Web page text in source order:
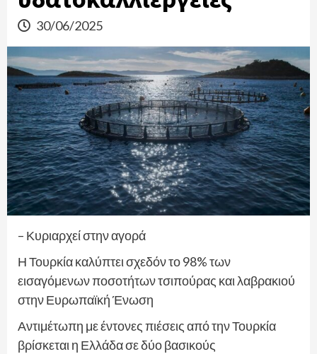
30/06/2025
– Κυριαρχεί στην αγορά
Η Τουρκία καλύπτει σχεδόν το 98% των
εισαγόμενων ποσοτήτων τσιπούρας και λαβρακιού
στην Ευρωπαϊκή Ένωση
Αντιμέτωπη με έντονες πιέσεις από την Τουρκία
βρίσκεται η Ελλάδα σε δύο βασικούς